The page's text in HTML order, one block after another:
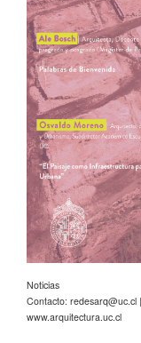
Noticias
Contacto: redesarq@uc.cl
www.arquitectura.uc.cl